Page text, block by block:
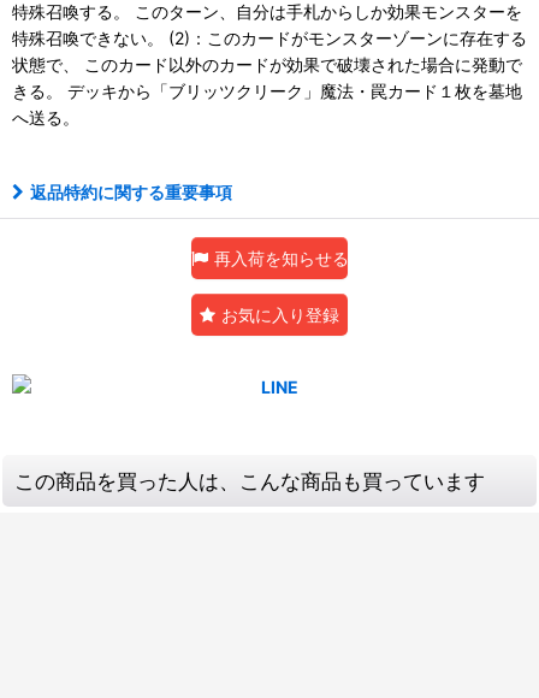
特殊召喚する。 このターン、自分は手札からしか効果モンスターを
特殊召喚できない。 (2)：このカードがモンスターゾーンに存在する
状態で、 このカード以外のカードが効果で破壊された場合に発動で
きる。 デッキから「ブリッツクリーク」魔法・罠カード１枚を墓地
へ送る。
返品特約に関する重要事項
再入荷を知らせる
お気に入り登録
この商品を買った人は、こんな商品も買っています